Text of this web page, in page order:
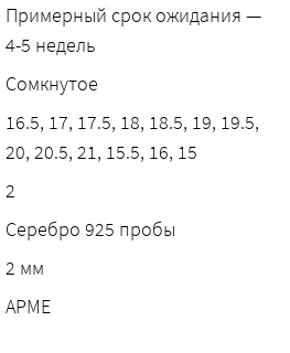
Примерный срок ожидания —
4-5 недель
Сомкнутое
16.5, 17, 17.5, 18, 18.5, 19, 19.5,
20, 20.5, 21, 15.5, 16, 15
2
Серебро 925 пробы
2 мм
АРМЕ